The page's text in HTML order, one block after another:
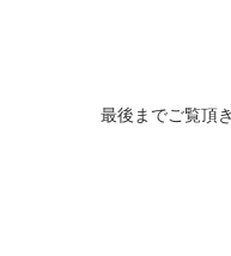
最後までご覧頂